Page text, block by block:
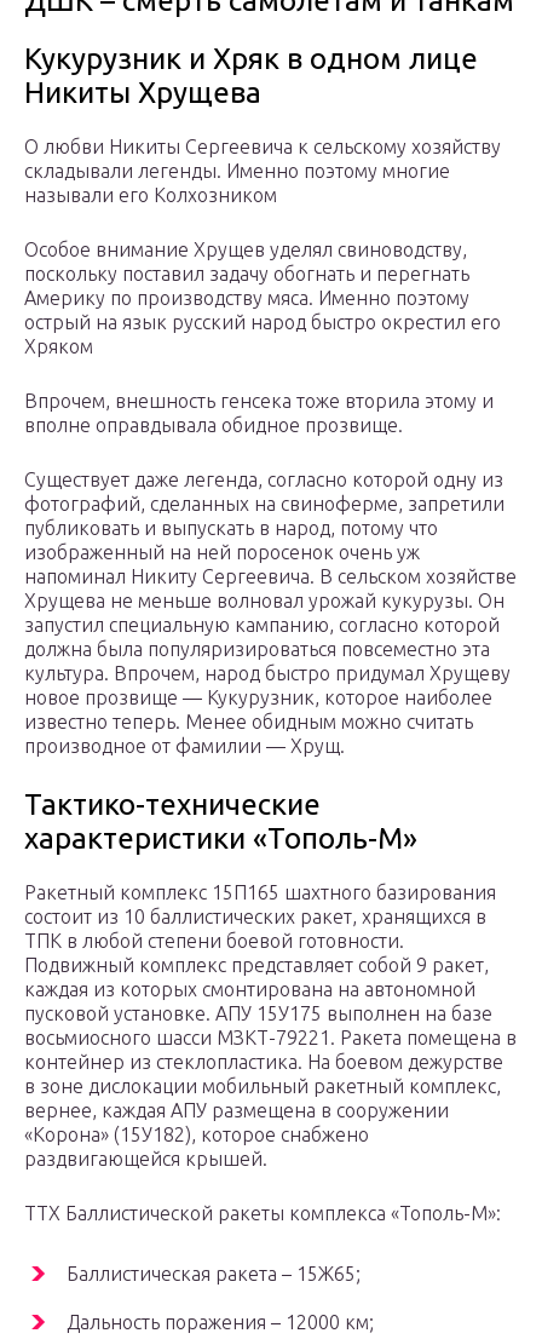
Кукурузник и Хряк в одном лице
Никиты Хрущева
О любви Никиты Сергеевича к сельскому хозяйству
складывали легенды. Именно поэтому многие
называли его Колхозником
Особое внимание Хрущев уделял свиноводству,
поскольку поставил задачу обогнать и перегнать
Америку по производству мяса. Именно поэтому
острый на язык русский народ быстро окрестил его
Хряком
Впрочем, внешность генсека тоже вторила этому и
вполне оправдывала обидное прозвище.
Существует даже легенда, согласно которой одну из
фотографий, сделанных на свиноферме, запретили
публиковать и выпускать в народ, потому что
изображенный на ней поросенок очень уж
напоминал Никиту Сергеевича. В сельском хозяйстве
Хрущева не меньше волновал урожай кукурузы. Он
запустил специальную кампанию, согласно которой
должна была популяризироваться повсеместно эта
культура. Впрочем, народ быстро придумал Хрущеву
новое прозвище — Кукурузник, которое наиболее
известно теперь. Менее обидным можно считать
производное от фамилии — Хрущ.
Тактико-технические
характеристики «Тополь-М»
Ракетный комплекс 15П165 шахтного базирования
состоит из 10 баллистических ракет, хранящихся в
ТПК в любой степени боевой готовности.
Подвижный комплекс представляет собой 9 ракет,
каждая из которых смонтирована на автономной
пусковой установке. АПУ 15У175 выполнен на базе
восьмиосного шасси МЗКТ-79221. Ракета помещена в
контейнер из стеклопластика. На боевом дежурстве
в зоне дислокации мобильный ракетный комплекс,
вернее, каждая АПУ размещена в сооружении
«Корона» (15У182), которое снабжено
раздвигающейся крышей.
ТТХ Баллистической ракеты комплекса «Тополь-М»:
Баллистическая ракета – 15Ж65;
Дальность поражения – 12000 км;